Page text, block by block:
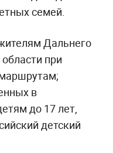
семей.
Дальнего
при
в
до 17 лет,
детский